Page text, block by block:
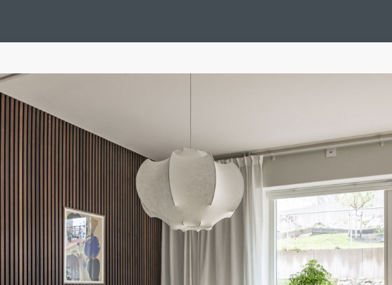
ℹ︎ À propos
Design Suédois En Quelques Photos Idées Déco En 10 Photos
Interieurs Scandinaves La Décoration Selon Votre Signe Astrologique
Maison Container/container House Maison Et Appartement Vintage
Tiny House